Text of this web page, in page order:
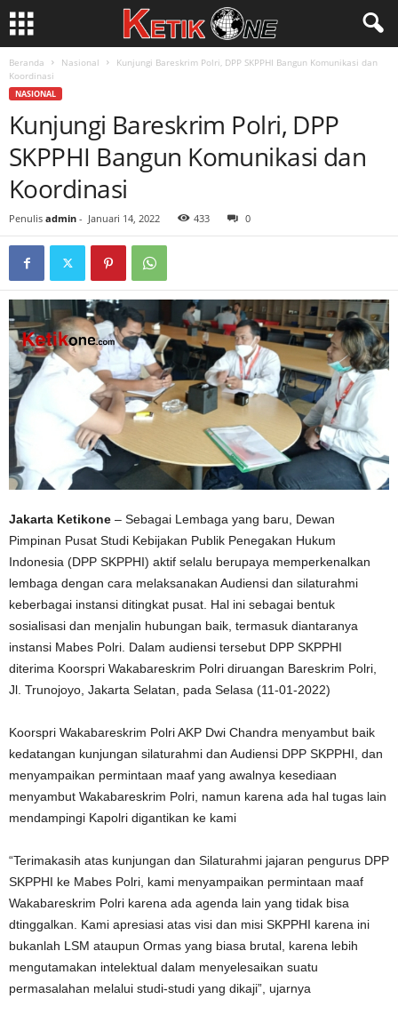
Beranda Nasional
Kunjungi Bareskrim Polri, DPP SKPPHI Bangun Komunikasi dan
Koordinasi
NASIONAL
Kunjungi Bareskrim Polri, DPP
SKPPHI Bangun Komunikasi dan
Koordinasi
Penulis admin - Januari 14, 2022 433 0
Jakarta Ketikone – Sebagai Lembaga yang baru, Dewan
Pimpinan Pusat Studi Kebijakan Publik Penegakan Hukum
Indonesia (DPP SKPPHI) aktif selalu berupaya memperkenalkan
lembaga dengan cara melaksanakan Audiensi dan silaturahmi
keberbagai instansi ditingkat pusat. Hal ini sebagai bentuk
sosialisasi dan menjalin hubungan baik, termasuk diantaranya
instansi Mabes Polri. Dalam audiensi tersebut DPP SKPPHI
diterima Koorspri Wakabareskrim Polri diruangan Bareskrim Polri,
Jl. Trunojoyo, Jakarta Selatan, pada Selasa (11-01-2022)
Koorspri Wakabareskrim Polri AKP Dwi Chandra menyambut baik
kedatangan kunjungan silaturahmi dan Audiensi DPP SKPPHI, dan
menyampaikan permintaan maaf yang awalnya kesediaan
menyambut Wakabareskrim Polri, namun karena ada hal tugas lain
mendampingi Kapolri digantikan ke kami
“Terimakasih atas kunjungan dan Silaturahmi jajaran pengurus DPP
SKPPHI ke Mabes Polri, kami menyampaikan permintaan maaf
Wakabareskrim Polri karena ada agenda lain yang tidak bisa
dtinggalkan. Kami apresiasi atas visi dan misi SKPPHI karena ini
bukanlah LSM ataupun Ormas yang biasa brutal, karena lebih
mengutamakan intelektual dalam menyelesaikan suatu
permasalahan melalui studi-studi yang dikaji”, ujarnya